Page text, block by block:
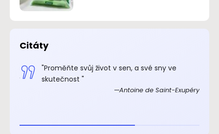
Citáty
"Proměňte svůj život v sen, a své sny ve
skutečnost "
Antoine de Saint-Exupéry